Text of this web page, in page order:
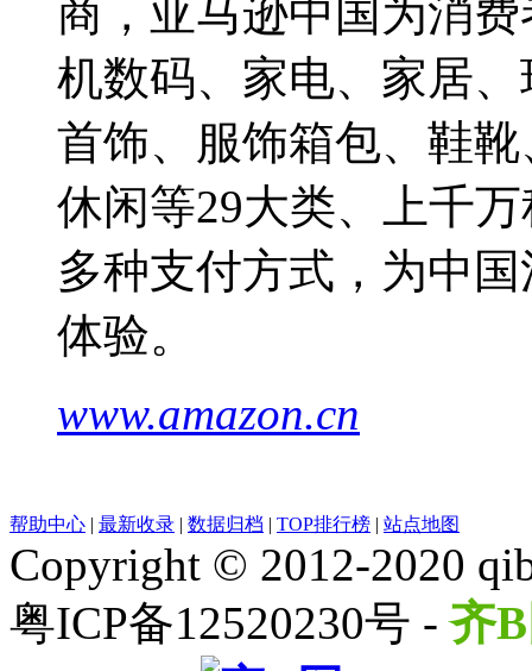
商，亚马逊中国为消
机数码、家电、家居
首饰、服饰箱包、鞋
休闲等29大类、上千
多种支付方式，为中
体验。
www.amazon.cn
帮助中心 | 最新收录 | 数据归档 | TOP排行榜 | 站点地图
Copyright © 2012-2020
粤ICP备12520230号 -齐